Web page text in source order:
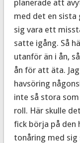
planerade att
med det en sista
sig vara ett
satte igång. Så
utanför än i ån,
ån för att äta.
havsöring
inte så stora
roll. Här skulle
fick börja på den
tonåring med sig